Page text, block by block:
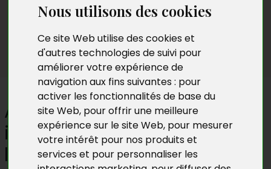
Nous utilisons des cookies
Ce site Web utilise des cookies et
d'autres technologies de suivi pour
améliorer votre expérience de
navigation aux fins suivantes : pour
activer les fonctionnalités de base du
site Web, pour offrir une meilleure
expérience sur le site Web, pour mesurer
votre intérêt pour nos produits et
services et pour personnaliser les
Le blog
Annie Ernaux, la mémoire
intime au cœur de la
littérature